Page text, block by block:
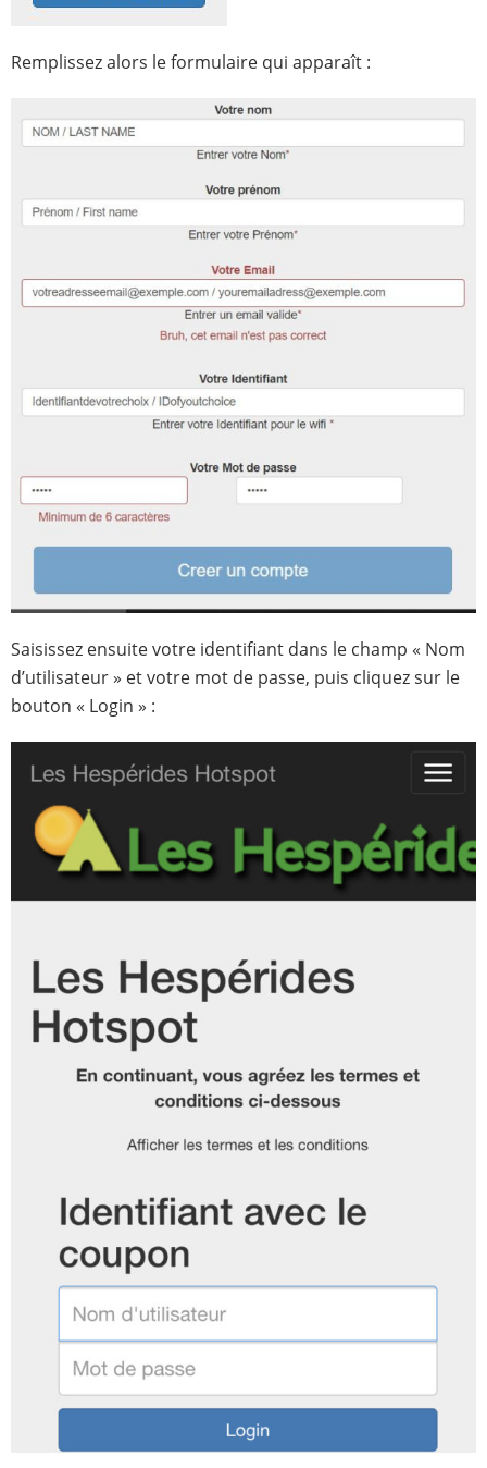
Remplissez alors le formulaire qui apparaît :
Saisissez ensuite votre identifiant dans le champ « Nom
d’utilisateur » et votre mot de passe, puis cliquez sur le
bouton « Login » :